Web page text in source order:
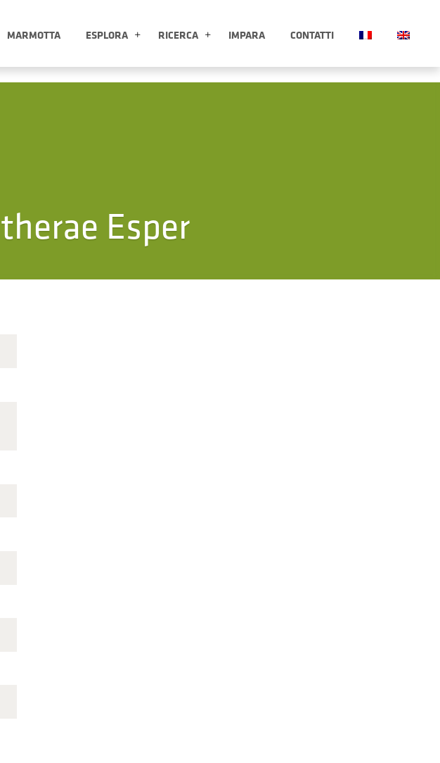
MARMOTTA ESPLORA RICERCA IMPARA CONTATTI
Esper